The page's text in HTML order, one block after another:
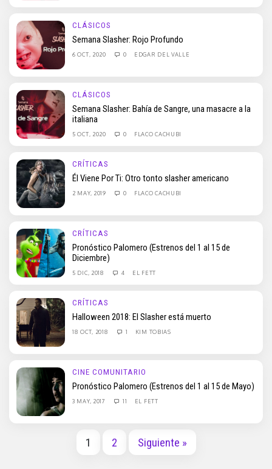
CLÁSICOS
Semana Slasher: Rojo Profundo
6 OCT, 2020 0 EDGAR DEL VALLE
CLÁSICOS
Semana Slasher: Bahía de Sangre, una masacre a la
italiana
5 OCT, 2020 0 FLACO CACHUBI
CRÍTICAS
Él Viene Por Ti: Otro tonto slasher americano
2 MAY, 2019 0 FLACO CACHUBI
CRÍTICAS
Pronóstico Palomero (Estrenos del 1 al 15 de
Diciembre)
5 DIC, 2018 4 EL FETT
CRÍTICAS
Halloween 2018: El Slasher está muerto
18 OCT, 2018 1 KIM TOBIAS
CINE COMUNITARIO
Pronóstico Palomero (Estrenos del 1 al 15 de Mayo)
3 MAY, 2017 11 EL FETT
1 2 Siguiente »